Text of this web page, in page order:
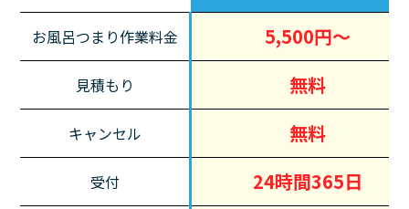
お風呂つまり作業料金 5,500円～
見積もり 無料
キャンセル 無料
受付 24時間365日